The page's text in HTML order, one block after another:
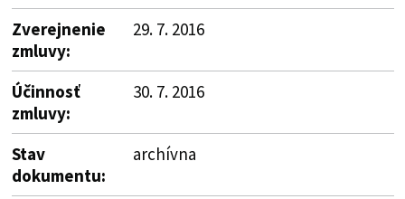
Zverejnenie
zmluvy:
29. 7. 2016
Účinnosť
zmluvy:
30. 7. 2016
Stav
dokumentu:
archívna